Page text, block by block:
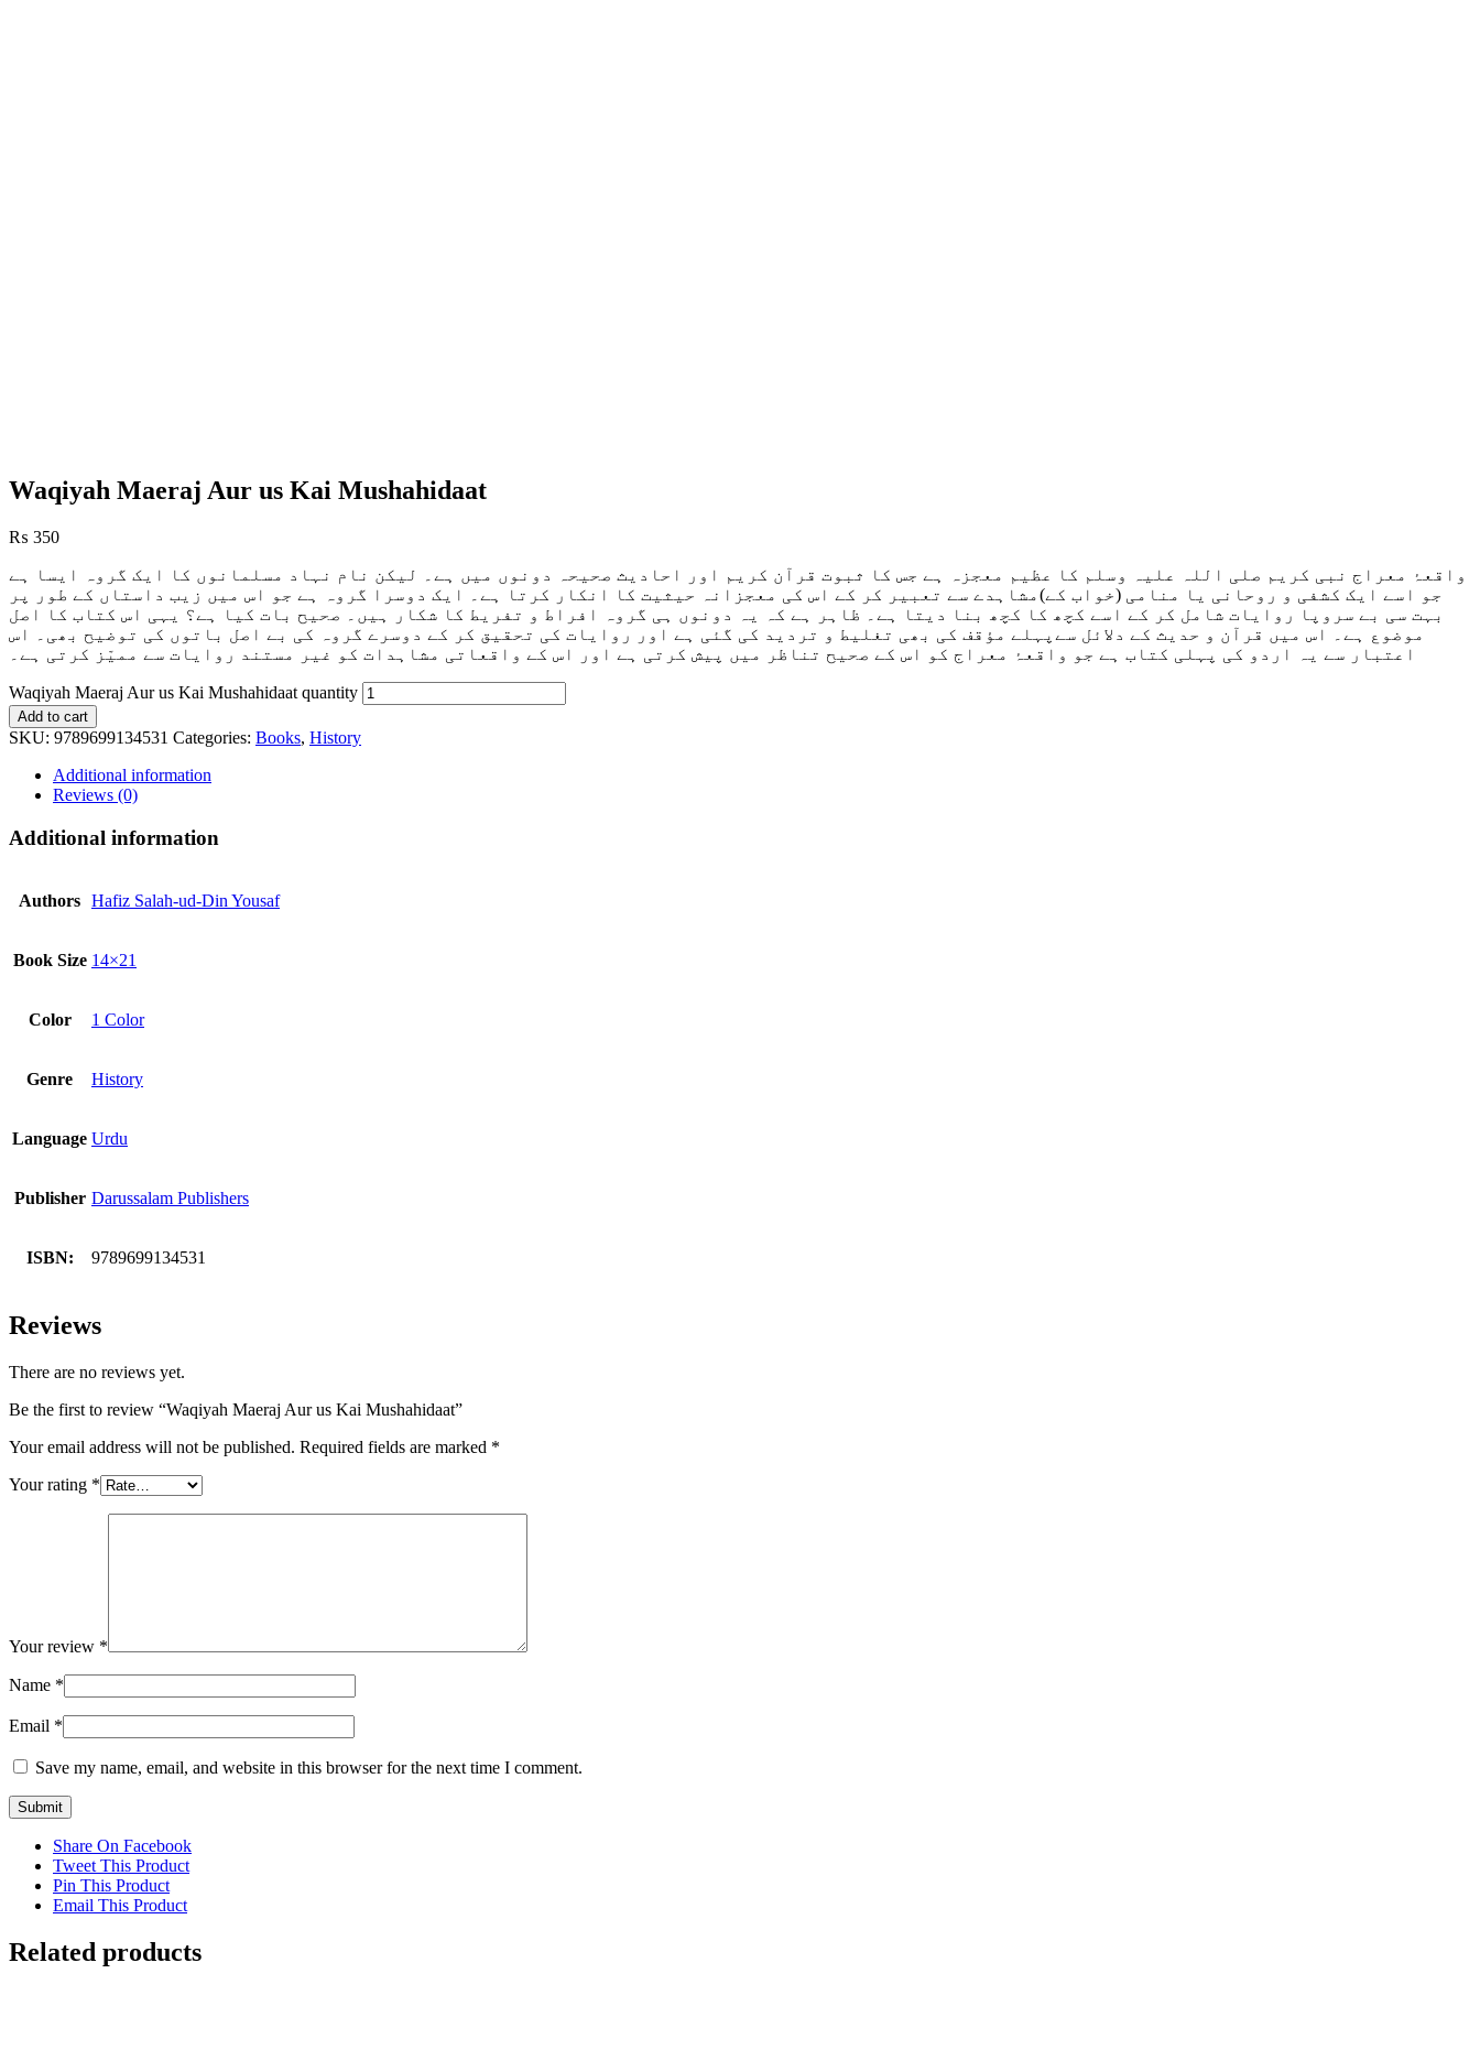
Waqiyah Maeraj Aur us Kai Mushahidaat
₨ 350
واقعۂ معراج نبی کریم صلی اللہ علیہ وسلم کا عظیم معجزہ ہے جس کا ثبوت قرآن کریم اور احادیث صحیحہ دونوں میں ہے۔ لیکن نام نہاد مسلمانوں کا ایک گروہ ایسا ہے
جو اسے ایک کشفی و روحانی یا منامی (خواب کے)مشاہدے سے تعبیر کر کے اس کی معجزانہ حیثیت کا انکار کرتا ہے۔ ایک دوسرا گروہ ہے جو اس میں زیب داستاں کے طور پر
بہت سی بے سروپا روایات شامل کر کے اسے کچھ کا ک چھ بنا دیتا ہے۔ ظاہر ہے کہ یہ دونوں ہی گروہ افراط و تفریط کا شکار ہیں۔ صحیح بات کیا ہے؟ یہی اس کتاب کا اصل
موضوع ہے۔ اس میں قرآن و حدیث کے دلائل سےپہلے مؤقف کی بھی تغلیط و تردید کی گئی ہے اور روایات کی تحقیق کر کے دوسرے گروہ کی بے اصل باتوں کی توضیح بھی۔ اس
اعتبار سے یہ اردو کی پہلی کتاب ہے جو واقعۂ معراج کو اس کے صحیح تناظر میں پیش کرتی ہے اور اس کے واقعاتی مشاہدات کو غیر مستند روایات سے ممیّز کرتی ہے۔
Waqiyah Maeraj Aur us Kai Mushahidaat quantity
Add to cart
SKU: 9789699134531 Categories: Books, History
Additional information
Reviews (0)
Additional information
Authors Hafiz Salah-ud-Din Yousaf
Book Size 14×21
Color 1 Color
Genre History
Language Urdu
Publisher Darussalam Publishers
ISBN: 9789699134531
Reviews
There are no reviews yet.
Be the first to review “Waqiyah Maeraj Aur us Kai Mushahidaat”
Your email address will not be published. Required fields are marked *
Your rating *
Your review *
Name *
Email *
Save my name, email, and website in this browser for the next time I comment.
Share On Facebook
Tweet This Product
Pin This Product
Email This Product
Related products